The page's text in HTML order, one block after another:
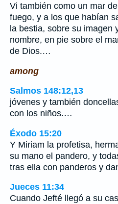
Vi también como un mar
fuego, y a los que habían
la bestia, sobre su imagen
nombre, en pie sobre el
de Dios.…
among
Salmos 148:12,13
jóvenes y también
con los niños.…
Éxodo 15:20
Y Miriam la profetisa,
su mano el pandero, y
tras ella con panderos y
Jueces 11:34
Cuando Jefté llegó a su